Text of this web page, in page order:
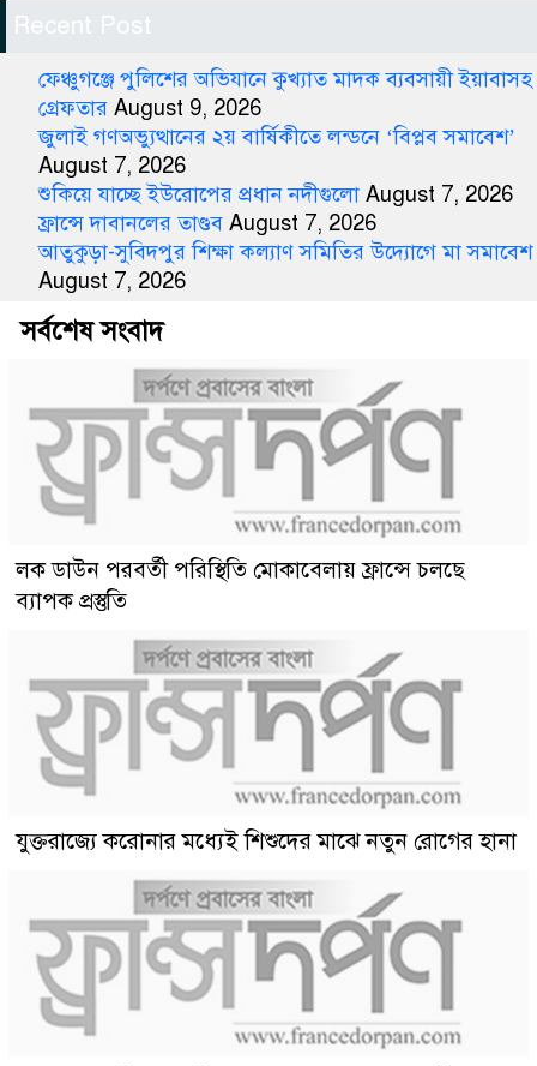
Recent Post
ফেঞ্চুগঞ্জে পুলিশের অভিযানে কুখ্যাত মাদক ব্যবসায়ী ইয়াবাসহ
গ্রেফতার August 9, 2026
জুলাই গণঅভ্যুত্থানের ২য় বার্ষিকীতে লন্ডনে ‘বিপ্লব সমাবেশ’
August 7, 2026
শুকিয়ে যাচ্ছে ইউরোপের প্রধান নদীগুলো August 7, 2026
ফ্রান্সে দাবানলের তাণ্ডব August 7, 2026
আতুকুড়া-সুবিদপুর শিক্ষা কল্যাণ সমিতির উদ্যোগে মা সমাবেশ
August 7, 2026
সর্বশেষ সংবাদ
লক ডাউন পরবর্তী পরিস্থিতি মোকাবেলায় ফ্রান্সে চলছে
ব্যাপক প্রস্তুতি
যুক্তরাজ্যে করোনার মধ্যেই শিশুদের মাঝে নতুন রোগের হানা